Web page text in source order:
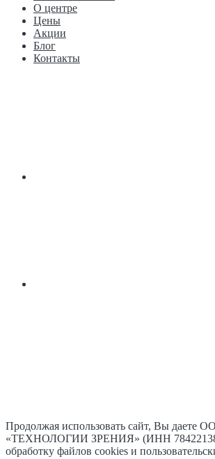
О центре
Цены
Акции
Блог
Контакты
Продолжая использовать сайт, Вы даете
«ТЕХНОЛОГИИ ЗРЕНИЯ» (ИНН
обработку файлов cookies и